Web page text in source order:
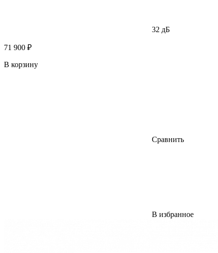
32 дБ
71 900 ₽
В корзину
Сравнить
В избранное